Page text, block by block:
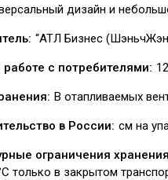
дизайн и
“АТЛ Бизнес
с потребителями:
В отапливаемых
в России: см на
ограничения
только в закрытом